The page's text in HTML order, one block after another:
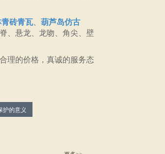
砖青瓦、 葫芦岛仿古
、悬龙、龙吻、角尖、壁
理的价格，真诚的服务态
护的意义